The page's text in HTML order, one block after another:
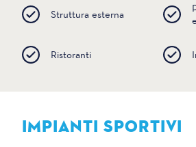
Struttura esterna
Ristoranti
IMPIANTI SPORTIVI